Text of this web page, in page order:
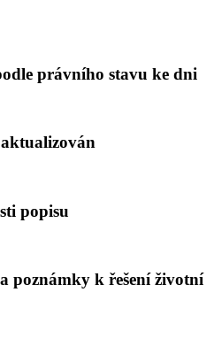
právního stavu ke dni
popisu
poznámky k řešení životní